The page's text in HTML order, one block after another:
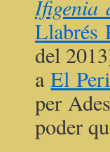
Ifigenia
Llabrés
del
aEl
per
poder